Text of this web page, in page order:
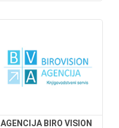
AGENCIJA BIRO VISION